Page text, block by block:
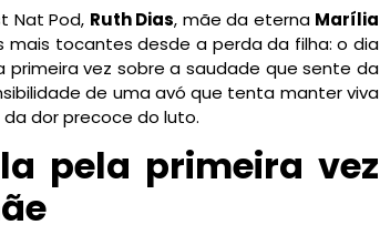
Nat Pod, Ruth Dias, mãe da eterna Marília
tocantes desde a perda da filha: o dia
primeira vez sobre a saudade que sente da
de uma avó que tenta manter viva
dor precoce do luto.
pela primeira vez